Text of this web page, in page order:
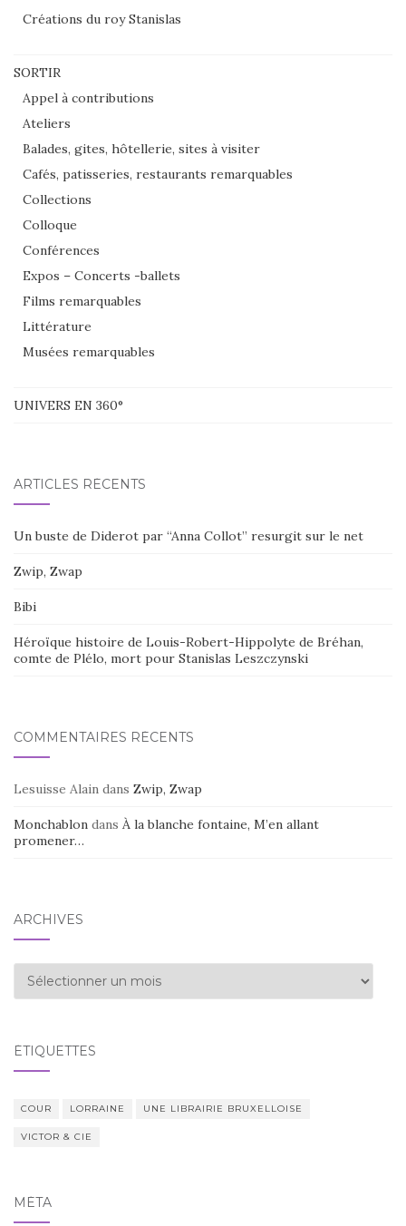
Créations du roy Stanislas
SORTIR
Appel à contributions
Ateliers
Balades, gites, hôtellerie, sites à visiter
Cafés, patisseries, restaurants remarquables
Collections
Colloque
Conférences
Expos – Concerts -ballets
Films remarquables
Littérature
Musées remarquables
UNIVERS EN 360°
ARTICLES RÉCENTS
Un buste de Diderot par “Anna Collot” resurgit sur le net
Zwip, Zwap
Bibi
Héroïque histoire de Louis-Robert-Hippolyte de Bréhan,
comte de Plélo, mort pour Stanislas Leszczynski
COMMENTAIRES RÉCENTS
Lesuisse Alain dans Zwip, Zwap
Monchablon dans À la blanche fontaine, M’en allant
promener…
ARCHIVES
Archives
ÉTIQUETTES
COUR LORRAINE UNE LIBRAIRIE BRUXELLOISE
VICTOR & CIE
MÉTA